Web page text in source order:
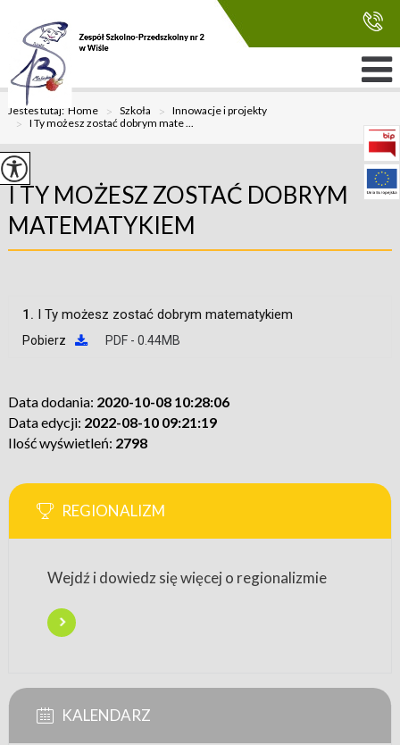
Jesteś tutaj: Home > Szkoła > Innowacje i projekty
> I Ty możesz zostać dobrym mate ...
I TY MOŻESZ ZOSTAĆ DOBRYM
MATEMATYKIEM
1. I Ty możesz zostać dobrym matematykiem
Pobierz PDF - 0.44MB
Data dodania: 2020-10-08 10:28:06
Data edycji: 2022-08-10 09:21:19
Ilość wyświetleń: 2798
REGIONALIZM
Wejdź i dowiedz się więcej o regionalizmie
KALENDARZ